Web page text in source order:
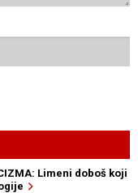
Limeni doboš koji